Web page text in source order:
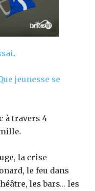
.
jeunesse se
à travers 4
la crise
le feu dans
les bars… les